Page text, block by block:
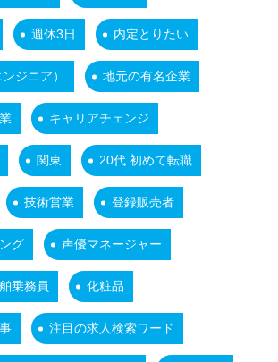
週休3日 内定とりたい
ジニア） 地元の有名企業
キャリアチェンジ
関東 20代 初めて転職
技術営業 登録販売者
グ 声優マネージャー
乗務員 化粧品
注目の求人検索ワード